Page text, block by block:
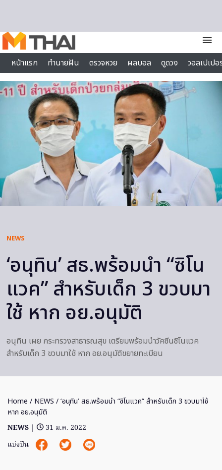
menu
หน้าแรก
ทำนายฝัน ตรวจหวย ผลบอล ดูดวง
วอลเปเป
ไลฟ์สไตล์
NEWS
‘อนุทิน’ สธ.พร้อมนำ “ซิโน
แวค” สำหรับเด็ก 3 ขวบมา
ใช้ หาก อย.อนุมัติ
อนุทิน เผย กระทรวงสาธารณสุข เตรียมพร้อมนำวัคซีนซิโนแวค
สำหรับเด็ก 3 ขวบมาใช้ หาก อย.อนุมัติขยายทะเบียน
Home / NEWS / ‘อนุทิน’ สธ.พร้อมนำ “ซิโนแวค” สำหรับเด็ก 3 ขวบมาใช้
หาก อย.อนุมัติ
NEWS |
31 ม.ค. 2022
แบ่งปัน